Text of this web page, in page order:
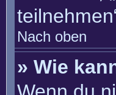
Nach oben
» Wie